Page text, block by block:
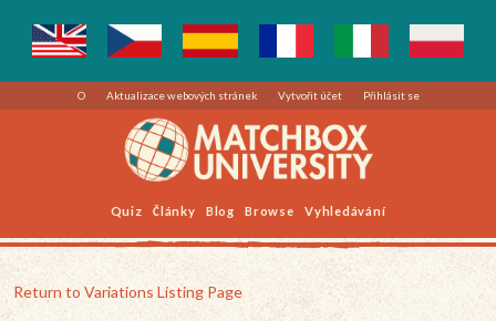
O Aktualizace webových stránek Vytvořit účet Přihlásit se
Quiz Články Blog Browse Vyhledávání
Return to Variations Listing Page